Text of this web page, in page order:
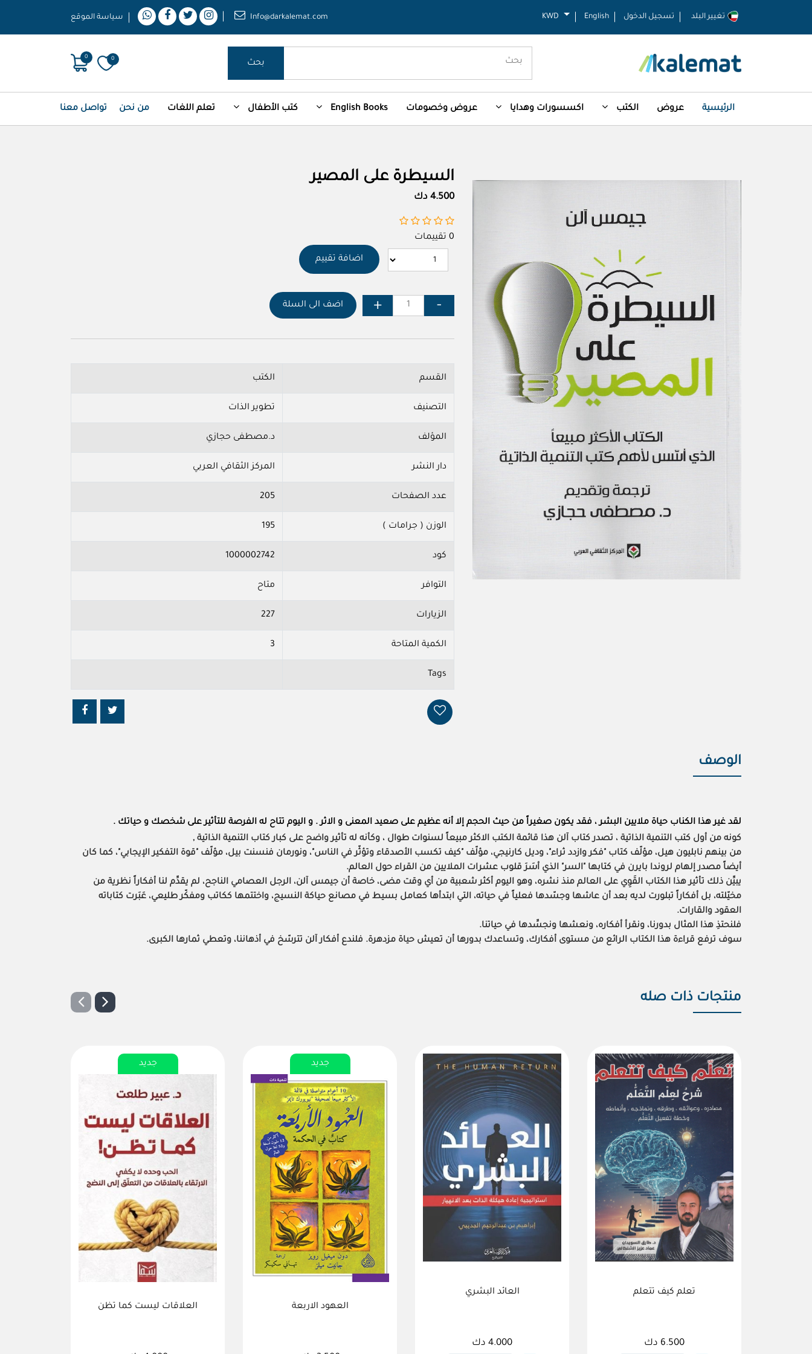
سياسة الموقع Info@darkalemat.com KWD English تسجيل الدخول
بحث 0
0
الرئيسية عروض الكتب اكسسورات وهدايا عروض وخصومات English Books كتب الأطفال تعلم اللغات من نحن تواصل معنا
السيطرة على المصير
4.500 دك
0 تقييمات
اضافة تقييم
اضف الى السلة
القسم الكتب
التصنيف تطوير الذات
المؤلف د.مصطفى حجازي
دار النشر المركز الثقافي العربي
عدد الصفحات 205
الوزن ( جرامات ) 195
كود 1000002742
التوافر متاح
الزيارات 227
الكمية المتاحة 3
Tags
الوصف
لقد غير هذا الكناب حياة ملايين البشر ، فقد يكون صغيراً من حيث الحجم إلا أنه عظيم على صعيد المعنى و الاثر . و اليوم تتاح له الفرصة للتأثير على شخصك و حياتك .
كونه من أول كتب التنمية الذاتية ، تصدر كتاب آلن هذا قائمة الكتب الاكثر مبيعاً لسنوات طوال ، وكأنه له تأثير واضح على كبار كتاب التنمية الذاتية ,
من بينهم نابليون هيل، مؤلّف كتاب "فكر وازدد ثراء"، وديل كارنيجي، مؤلّف "كيف تكسب الأصدقاء وتؤثّر في الناس"، ونورمان فنسنت بيل، مؤلّف "قوة التفكير الإيجابي"، كما كان
أيضاً مصدر إلهام لروندا بايرن في كتابها "السر" الذي أسَرَ قلوب عشرات الملايين من القراء حول العالم.
يبيِّن ذلك تأثير هذا الكتاب القَوِي على العالم منذ نشره، وهو اليوم أكثر شعبية من أي وقت مضى، خاصة أن جيمس آلن، الرجل العصامي الناجح، لم يقدِّم لنا أفكاراً نظرية من
مخيّلته، بل أفكاراً تبلورت لديه بعد أن عاشها وجسّدها فعلياً في حياته، التي ابتدأها كعامل بسيط في مصانع حياكة النسيج، واختتمها ككاتب ومفكّر طليعي، عَبَرت كتاباته
العقود والقارات.
فلنحتذِ هذا المثال بدورنا، ونقرأ أفكاره، ونعشها ونجسِّدها في حياتنا.
سوف ترفع قراءة هذا الكتاب الرائع من مستوى أفكارك، وتساعدك بدورها أن تعيش حياة مزدهرة. فلندع أفكار آلن تترسّخ في أذهاننا، وتعطي ثمارها الكبرى.
منتجات ذات صله
جديد
العلاقات ليست كما تظن
جديد
العهود الاربعة
العائد البشري
4.000 دك
تعلم كيف تتعلم
6.500 دك